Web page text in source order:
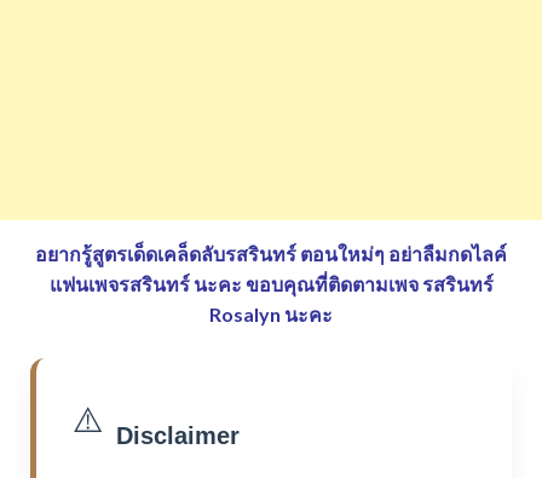
อยากรู้สูตรเด็ดเคล็ดลับรสรินทร์ ตอนใหม่ๆ อย่าลืมกดไลค์
แฟนเพจรสรินทร์ นะคะ ขอบคุณที่ติดตามเพจ รสรินทร์
Rosalyn นะคะ
⚠️ Disclaimer